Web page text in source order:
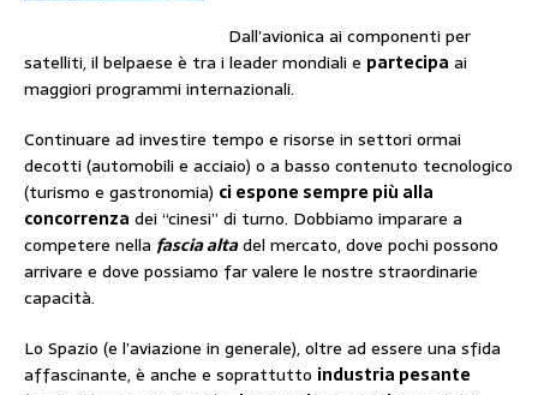
Dall’avionica ai componenti per
satelliti, il belpaese è tra i leader mondiali e partecipa ai
maggiori programmi internazionali.
Continuare ad investire tempo e risorse in settori ormai
decotti (automobili e acciaio) o a basso contenuto tecnologico
(turismo e gastronomia) ci espone sempre più alla
concorrenza dei “cinesi” di turno. Dobbiamo imparare a
competere nella fascia altadel mercato, dove pochi possono
arrivare e dove possiamo far valere le nostre straordinarie
capacità.
Lo Spazio (e l’aviazione in generale), oltre ad essere una sfida
affascinante, è anche e soprattutto industria pesante